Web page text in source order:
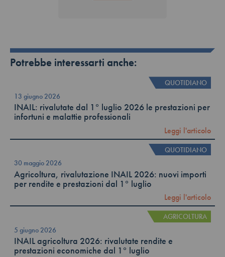
Potrebbe interessarti anche:
QUOTIDIANO
13 giugno 2026
INAIL: rivalutate dal 1° luglio 2026 le prestazioni per
infortuni e malattie professionali
Leggi l'articolo
QUOTIDIANO
30 maggio 2026
Agricoltura, rivalutazione INAIL 2026: nuovi importi
per rendite e prestazioni dal 1° luglio
Leggi l'articolo
AGRICOLTURA
5 giugno 2026
INAIL agricoltura 2026: rivalutate rendite e
prestazioni economiche dal 1° luglio